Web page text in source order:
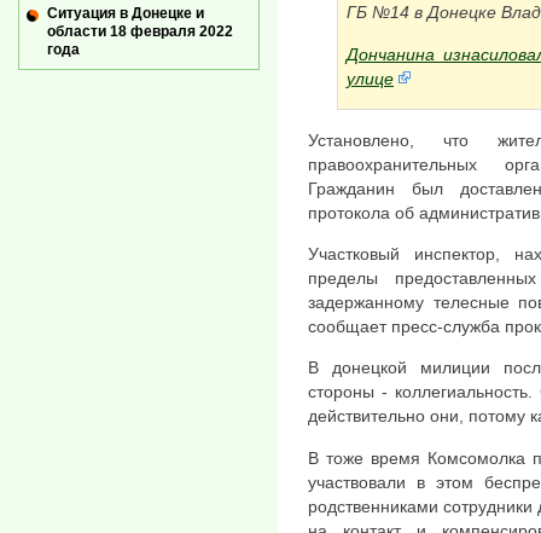
ГБ №14 в Донецке
Дончанина
улице
Установлено, что
правоохранительных
Гражданин был
протокола об
Участковый инспектор,
пределы
задержанному телесные
сообщает пресс-служба
В донецкой милиции
стороны -
действительно они, потому
В тоже время Комсомолка
участвовали в этом
родственниками
Ситуация в Донецке и
области 18 февраля 2022
года